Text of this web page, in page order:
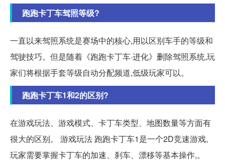
跑跑卡丁车驾照等级?
一直以来驾照系统是赛场中的核心,用以区别车手的等级和
驾驶技巧。但是随着《跑跑卡丁车·进化》删除驾照系统,玩
家们将根据手套等级自动分配频道,低级玩家可以。
跑跑卡丁车1和2的区别?
在游戏玩法、游戏模式、卡丁车类型、地图数量等方面有
很大的区别。 游戏玩法 跑跑卡丁车1是一个2D竞速游戏,
玩家需要掌握卡丁车的加速、刹车、漂移等基本操作,。